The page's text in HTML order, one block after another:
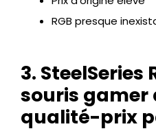
RGB presque
3. SteelSeries
souris
qualité-prix